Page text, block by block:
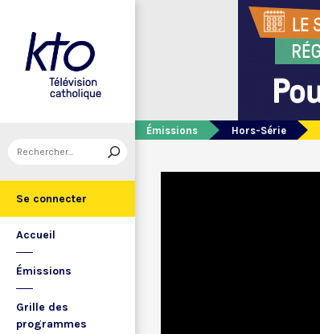
Se connecter
Accueil
Émissions
Grille des
programmes
Émissions Hors-Série